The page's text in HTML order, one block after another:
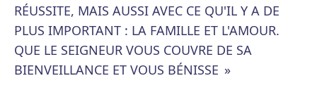
RÉUSSITE, MAIS AUSSI AVEC CE QU'IL Y A DE
PLUS IMPORTANT : LA FAMILLE ET L'AMOUR.
QUE LE SEIGNEUR VOUS COUVRE DE SA
BIENVEILLANCE ET VOUS BÉNISSE »